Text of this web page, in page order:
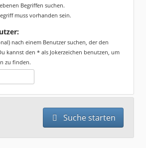
Begriffen suchen.
muss vorhanden sein.
nach einem Benutzer suchen, der den
kannst den * als Jokerzeichen benutzen, um
zu finden.
Suche starten